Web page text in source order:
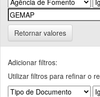
Retornar valores
Adicionar filtros:
Utilizar filtros para refinar o